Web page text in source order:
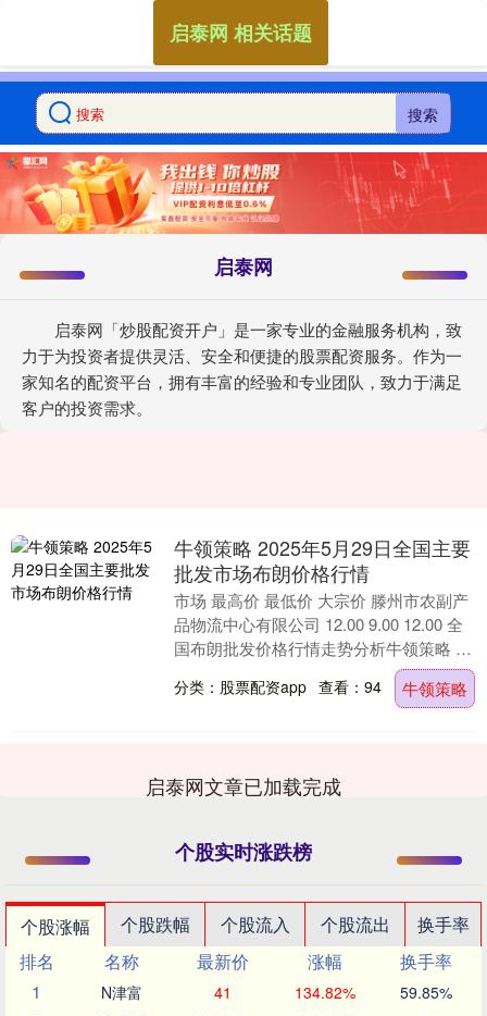
搜索
启泰网
启泰网「炒股配资开户」是一家专业的金融服务机构，致
力于为投资者提供灵活、安全和便捷的股票配资服务。作为一
家知名的配资平台，拥有丰富的经验和专业团队，致力于满足
客户的投资需求。
启泰网 相关话题
牛领策略 2025年5月29日全国主要
批发市场布朗价格行情
市场 最高价 最低价 大宗价 滕州市农副产
品物流中心有限公司 12.00 9.00 12.00 全
国布朗批发价格行情走势分析牛领策略 从
分类：股票配资app 查看：94 牛领策略
启泰网文章已加载完成
个股实时涨跌榜
个股涨幅 个股跌幅 个股流入 个股流出
换手率
排名
名称 最新价 涨幅
换手率
1
N津富 41 134.82% 59.85%